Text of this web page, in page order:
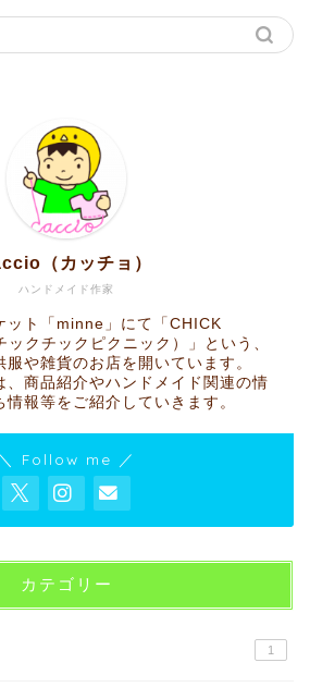
ハンドメイド作家
（カッチョ）
ット「minne」にて「CHICK
クチックピクニック）」という、
や雑貨のお店を開いています。
、商品紹介やハンドメイド関連の情
報等をご紹介していきます。
＼ Follow me ／
カテゴリー
1